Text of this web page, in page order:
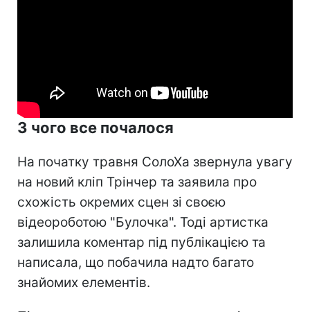
З чого все почалося
На початку травня СолоХа звернула увагу
на новий кліп Трінчер та заявила про
схожість окремих сцен зі своєю
відеороботою "Булочка". Тоді артистка
залишила коментар під публікацією та
написала, що побачила надто багато
знайомих елементів.